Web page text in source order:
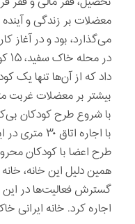
معضلات بر زندگی و
می‌گذارد، بود و در آغاز کار
در
داد که از آن‌ها تنها یک
بیشتر بر معضلات غربت
با اجاره
طرح اعضا با کودکان
همین دلیل این خانه،
گسترش فعالیت‌ها در
اجاره کرد. خانه